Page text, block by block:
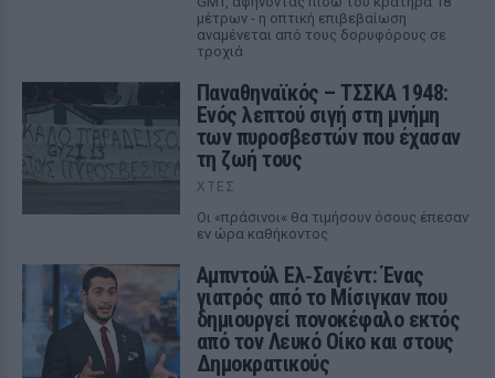
μέτρων - η οπτική επιβεβαίωση
αναμένεται από τους δορυφόρους σε
τροχιά
Παναθηναϊκός – ΤΣΣΚΑ 1948:
Ενός λεπτού σιγή στη μνήμη
των πυροσβεστών που έχασαν
τη ζωή τους
ΧΤΕΣ
Οι «πράσινοι« θα τιμήσουν όσους έπεσαν
εν ώρα καθήκοντος
Αμπντούλ Ελ‑Σαγέντ: Ένας
γιατρός από το Μίσιγκαν που
δημιουργεί πονοκέφαλο εκτός
από τον Λευκό Οίκο και στους
Δημοκρατικούς